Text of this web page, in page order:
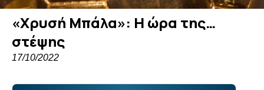
«Χρυσή Μπάλα»: Η ώρα της…
στέψης
17/10/2022